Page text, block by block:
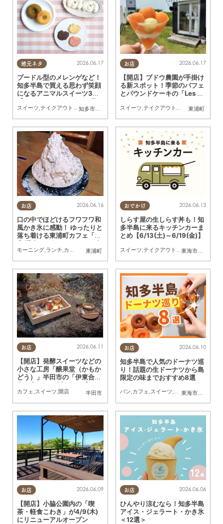
地元ネタ
知多市
,常滑市 南知多町
2026.06.17
プードル型のメレンゲなど！
知多半島で買える思わず笑顔
になるアニマルスイーツ3選
【ちたまるスタイル6・7月
号】
スイーツ テイクアウト 専門店,まちネタ ちたまるスタイル掲載店
お店
東浦町
2026.06.17
【開店】ブドウ農園が手掛け
る新スポット！季節のパフェ
とパウンドケーキの「Les Gâ
teaux Sucrésすぎはら」が
東浦町に4/26(土)オープン
スイーツ テイクアウト 開店,専門店
お店
東浦町
2026.06.16
口の中でほどけるフワフワ和
風かき氷に感動！ ゆったりと
落ち着ける東浦町カフェ「茶
亭 瀧春（ろうしゅん）」に行
ってみた
モーニング ランチ カフェ スイーツ 季節ネタ,行ってみたレポ,夫婦 家族,おひとりさ
おでかけ
東海市
,大府市
2026.06.13
しらす屋の生しらす丼も！知
多半島に来るキッチンカーま
とめ【6/13(土)～6/19(金)】
スイーツ テイクアウト キッチンカー
お店
半田市
2026.06.11
【開店】発酵スイーツなどの
小さな工房「醸果堂（かもか
どう）」半田市の「伊東合
資」内に5/21(木)オープン
カフェ スイーツ 開店
お店
東海市
,大府市
2026.06.10
知多半島で人気のドーナツ巡
り！話題の生ドーナツから島
限定の味までおすすめ8選
パン,カフェ,スイーツ,テイクアウト
お店 2026.06.09
【開店】小脇公園内の「喫
茶・軽食こわき」が4/9(木)
にリニューアルオープン
お店 2026.06.06
ひんやり涼むなら！知多半島
アイス・ジェラート・かき氷
＜12選＞